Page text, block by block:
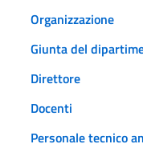
Organizzazione
Giunta del
Direttore
Docenti
Personale tecnico